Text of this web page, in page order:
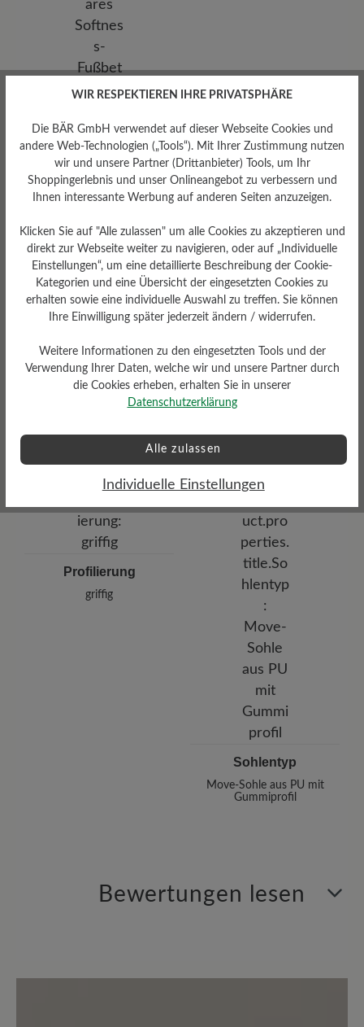
Herausnehmbares
Fußbett
Herausnehmbares Softness-
Fußbett 4 mm mit
Lederbezug
Dämpfungsgrad
Profilierung
griffig
Sohlentyp
Move-Sohle aus PU mit
Gummiprofil
Bewertungen lesen
WIR RESPEKTIEREN IHRE PRIVATSPHÄRE
Die BÄR GmbH verwendet auf dieser Webseite Cookies und
andere Web-Technologien („Tools“). Mit Ihrer Zustimmung nutzen
wir und unsere Partner (Drittanbieter) Tools, um Ihr
Shoppingerlebnis und unser Onlineangebot zu verbessern und
Ihnen interessante Werbung auf anderen Seiten anzuzeigen.
Klicken Sie auf "Alle zulassen" um alle Cookies zu akzeptieren und
direkt zur Webseite weiter zu navigieren, oder auf „Individuelle
Einstellungen“, um eine detaillierte Beschreibung der Cookie-
Kategorien und eine Übersicht der eingesetzten Cookies zu
erhalten sowie eine individuelle Auswahl zu treffen. Sie können
Ihre Einwilligung später jederzeit ändern / widerrufen.
Weitere Informationen zu den eingesetzten Tools und der
Verwendung Ihrer Daten, welche wir und unsere Partner durch
die Cookies erheben, erhalten Sie in unserer
Datenschutzerklärung
Alle zulassen
Individuelle Einstellungen